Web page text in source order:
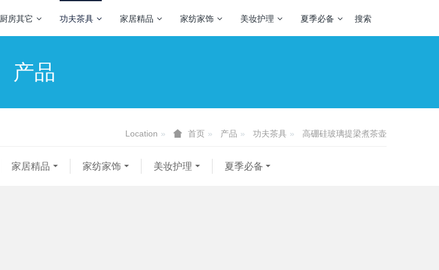
厨房其它 功夫茶具 家居精品 家纺家饰 美妆护理 夏季必备 搜索
产品
Location 首页 产品 功夫茶具 高硼硅玻璃提梁煮茶壶
家居精品 家纺家饰 美妆护理 夏季必备